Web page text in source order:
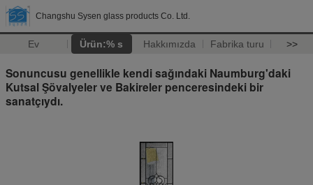
Changshu Sysen glass products Co. Ltd.
Ev Ürün:% s Hakkımızda Fabrika turu >>
Sonuncusu genellikle kendi sağındaki Naumburg'daki
Kutsal Şövalyeler ve Bakireler penceresindeki bir
sanatçıydı.